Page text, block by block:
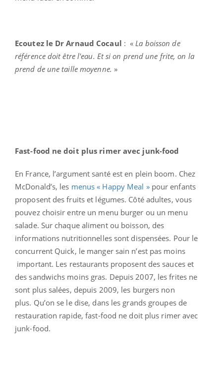
Ecoutez le Dr Arnaud Cocaul : « La boisson de
référence doit être l'eau. Et si on prend une frite, on la
prend de une taille moyenne. »
Fast-food ne doit plus rimer avec junk-food
En France, l’argument santé est en plein boom. Chez
McDonald’s, les menus « Happy Meal »pour enfants
proposent des fruits et légumes. Côté adultes, vous
pouvez choisir entre un menu burger ou un menu
salade. Sur chaque aliment ou boisson, des
informations nutritionnelles sont dispensées. Pour le
concurrent Quick, le manger sain n’est pas moins
important. Les restaurants proposent des sauces et
des sandwichs moins gras. Depuis 2007, les frites ne
sont plus salées, depuis 2009, les burgers non
plus. Qu’on se le dise, dans les grands groupes de
restauration rapide, fast-food ne doit plus rimer avec
junk-food.